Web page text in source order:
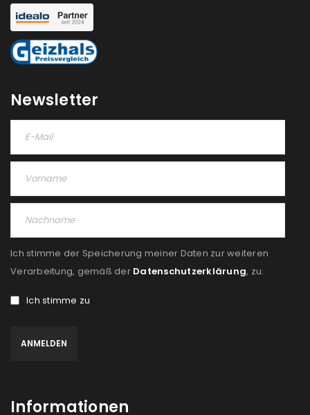
Newsletter
Ich stimme der Speicherung meiner Daten zur weiteren
Verarbeitung, gemäß der Datenschutzerklärung, zu:
Ich stimme zu
Informationen